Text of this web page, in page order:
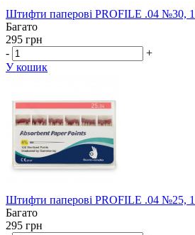
Штифти паперові PROFILE .04 №30,
Багато
295 грн
-
+
У кошик
Штифти паперові PROFILE .04 №25,
Багато
295 грн